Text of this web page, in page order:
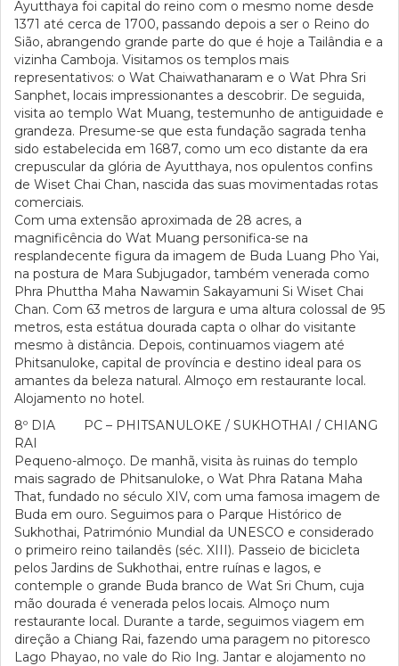
Ayutthaya foi capital do reino com o mesmo nome desde
1371 até cerca de 1700, passando depois a ser o Reino do
Sião, abrangendo grande parte do que é hoje a Tailândia e a
vizinha Camboja. Visitamos os templos mais
representativos: o Wat Chaiwathanaram e o Wat Phra Sri
Sanphet, locais impressionantes a descobrir. De seguida,
visita ao templo Wat Muang, testemunho de antiguidade e
grandeza. Presume-se que esta fundação sagrada tenha
sido estabelecida em 1687, como um eco distante da era
crepuscular da glória de Ayutthaya, nos opulentos confins
de Wiset Chai Chan, nascida das suas movimentadas rotas
comerciais.
Com uma extensão aproximada de 28 acres, a
magnificência do Wat Muang personifica-se na
resplandecente figura da imagem de Buda Luang Pho Yai,
na postura de Mara Subjugador, também venerada como
Phra Phuttha Maha Nawamin Sakayamuni Si Wiset Chai
Chan. Com 63 metros de largura e uma altura colossal de 95
metros, esta estátua dourada capta o olhar do visitante
mesmo à distância. Depois, continuamos viagem até
Phitsanuloke, capital de província e destino ideal para os
amantes da beleza natural. Almoço em restaurante local.
Alojamento no hotel.
8º DIA PC – PHITSANULOKE / SUKHOTHAI / CHIANG
RAI
Pequeno-almoço. De manhã, visita às ruinas do templo
mais sagrado de Phitsanuloke, o Wat Phra Ratana Maha
That, fundado no século XIV, com uma famosa imagem de
Buda em ouro. Seguimos para o Parque Histórico de
Sukhothai, Património Mundial da UNESCO e considerado
o primeiro reino tailandês (séc. XIII). Passeio de bicicleta
pelos Jardins de Sukhothai, entre ruínas e lagos, e
contemple o grande Buda branco de Wat Sri Chum, cuja
mão dourada é venerada pelos locais. Almoço num
restaurante local. Durante a tarde, seguimos viagem em
direção a Chiang Rai, fazendo uma paragem no pitoresco
Lago Phayao, no vale do Rio Ing. Jantar e alojamento no